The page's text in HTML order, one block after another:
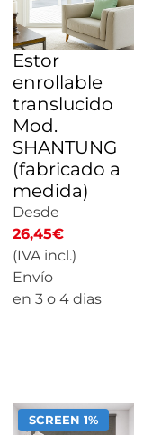
Estor
enrollable
translucido
Mod.
SHANTUNG
(fabricado a
medida)
Desde
26,45€
(IVA incl.)
Envío
en 3 o 4 dias
SCREEN 1%